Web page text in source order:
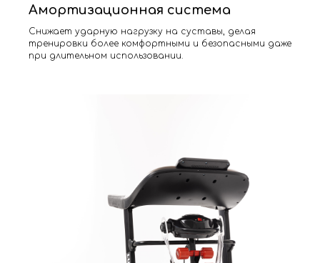
Амортизационная система
Снижает ударную нагрузку на суставы, делая
тренировки более комфортными и безопасными даже
при длительном использовании.